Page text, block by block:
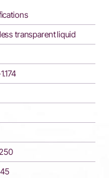
transparent liquid